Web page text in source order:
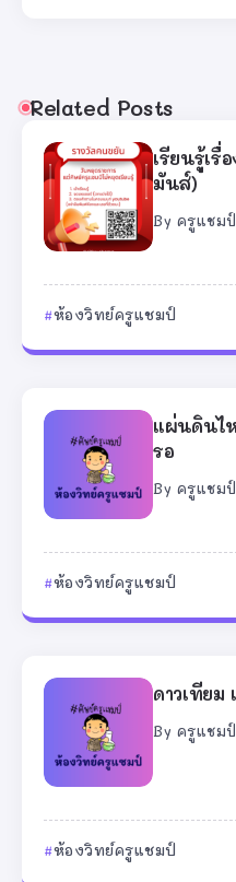
Related Posts
เรียนรู้เรื่
มันส์)
By ครูแชมป์
ห้องวิทย์ครูแชมป์
แผ่นดินไห
รอ
By ครูแชมป์
ห้องวิทย์ครูแชมป์
ดาวเทียม
By ครูแชมป์
ห้องวิทย์ครูแชมป์